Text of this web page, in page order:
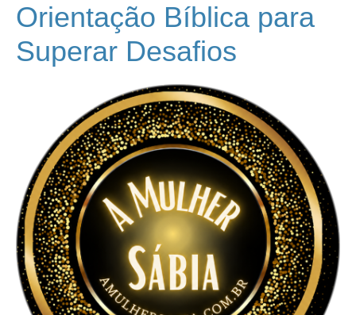
Orientação Bíblica para
Superar Desafios